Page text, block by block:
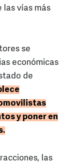
las vías más
se
económicas
de
y poner en
las